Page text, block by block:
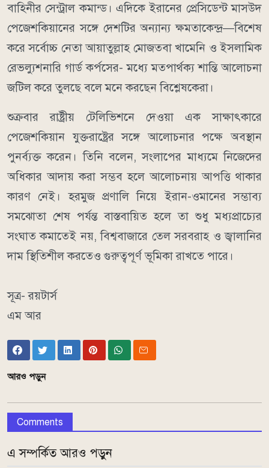
বাহিনীর সেন্ট্রাল কমান্ড। এদিকে ইরানের প্রেসিডেন্ট মাসউদ
পেজেশকিয়ানের সঙ্গে দেশটির অন্যান্য ক্ষমতাকেন্দ্র—বিশেষ
করে সর্বোচ্চ নেতা আয়াতুল্লাহ মোজতবা খামেনি ও ইসলামিক
রেভল্যুশনারি গার্ড কর্পসের- মধ্যে মতপার্থক্য শান্তি আলোচনা
জটিল করে তুলছে বলে মনে করছেন বিশ্লেষকেরা।
শুক্রবার রাষ্ট্রীয় টেলিভিশনে দেওয়া এক সাক্ষাৎকারে
পেজেশকিয়ান যুক্তরাষ্ট্রের সঙ্গে আলোচনার পক্ষে অবস্থান
পুনর্ব্যক্ত করেন। তিনি বলেন, সংলাপের মাধ্যমে নিজেদের
অধিকার আদায় করা সম্ভব হলে আলোচনায় আপত্তি থাকার
কারণ নেই।হরমুজ প্রণালি নিয়ে ইরান-ওমানের সম্ভাব্য
সমঝোতা শেষ পর্যন্ত বাস্তবায়িত হলে তা শুধু মধ্যপ্রাচ্যের
সংঘাত কমাতেই নয়, বিশ্ববাজারে তেল সরবরাহ ও জ্বালানির
দাম স্থিতিশীল করতেও গুরুত্বপূর্ণ ভূমিকা রাখতে পারে।
সূত্র- রয়টার্স
এম আর
আরও পড়ুন
Comments
এ সম্পর্কিত আরও পড়ুন